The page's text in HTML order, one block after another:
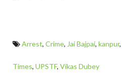
Arrest, Crime, Jai Bajpai, kanpur,
Times, UPSTF, Vikas Dubey